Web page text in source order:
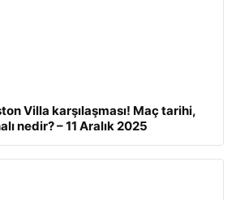
Villa karşılaşması! Maç tarihi,
nedir? – 11 Aralık 2025